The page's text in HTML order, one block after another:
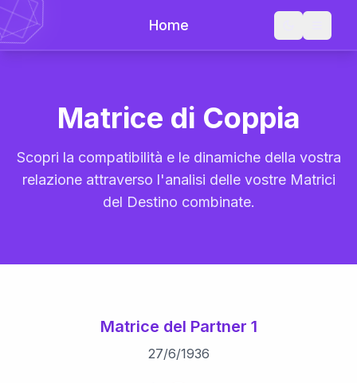
Home
Matrice di Coppia
Scopri la compatibilità e le dinamiche della vostra
relazione attraverso l'analisi delle vostre Matrici
del Destino combinate.
Matrice del Partner 1
27/6/1936